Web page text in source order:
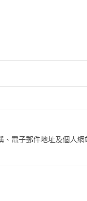
、電子郵件地址及個人